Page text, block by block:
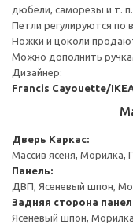
дюбели, саморезы и т. п.
Петли регулируются по
Ножки и цоколи
Можно дополнить
Дизайнер:
Francis Cayouette/
Дверь Каркас:
Массив ясеня, Морилка,
Панель:
ДВП, Ясеневый шпон,
Задняя сторона
Ясеневый шпон,